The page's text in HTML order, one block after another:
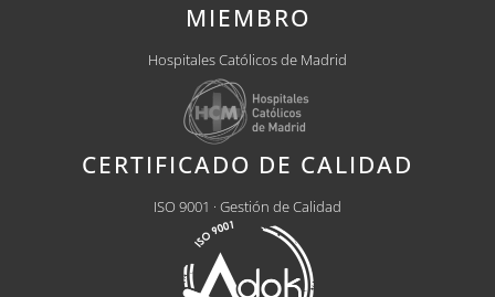
MIEMBRO
Hospitales Católicos de Madrid
CERTIFICADO DE CALIDAD
ISO 9001 · Gestión de Calidad